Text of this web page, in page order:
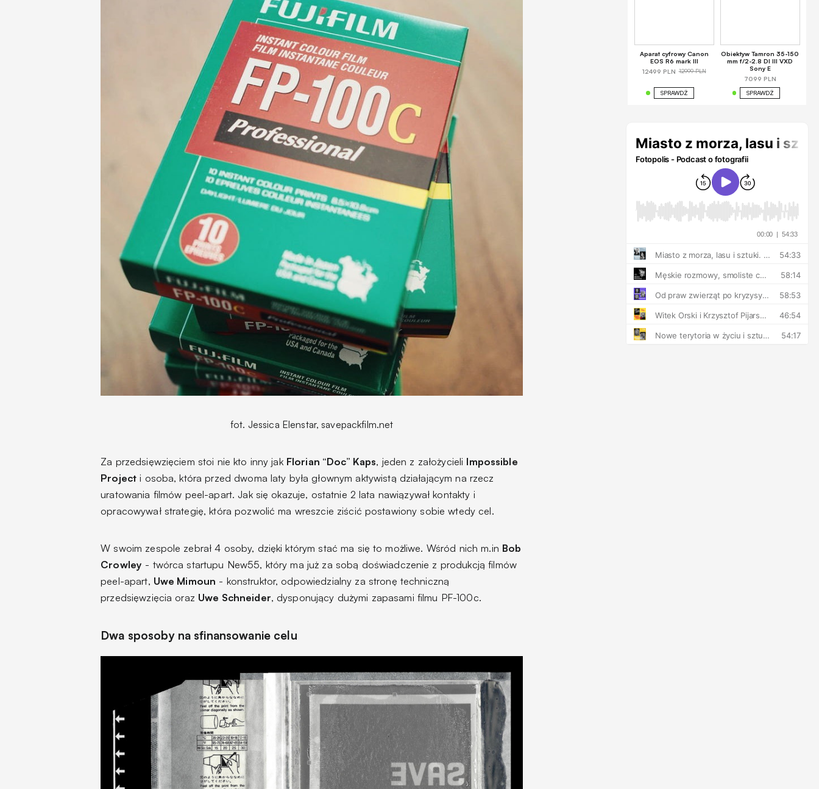
fot. Jessica Elenstar, savepackfilm.net
Za przedsięwzięciem stoi nie kto inny jak Florian “Doc” Kaps, jeden z założycieli Impossible
Project i osoba, która przed dwoma laty była głownym aktywistą działającym na rzecz
uratowania filmów peel-apart. Jak się okazuje, ostatnie 2 lata nawiązywał kontakty i
opracowywał strategię, która pozwolić ma wreszcie ziścić postawiony sobie wtedy cel.
W swoim zespole zebrał 4 osoby, dzięki którym stać ma się to możliwe. Wśród nich m.in Bob
Crowley - twórca startupu New55, który ma już za sobą doświadczenie z produkcją filmów
peel-apart, Uwe Mimoun - konstruktor, odpowiedzialny za stronę techniczną
przedsięwzięcia oraz Uwe Schneider, dysponujący dużymi zapasami filmu PF-100c.
Dwa sposoby na sfinansowanie celu
Aparat cyfrowy Canon
EOS R6 mark III
12499 PLN 12999 PLN
SPRAWDŹ
Obiektyw Tamron 35-150
mm f/2-2.8 DI III VXD
Sony E
7099 PLN
SPRAWDŹ